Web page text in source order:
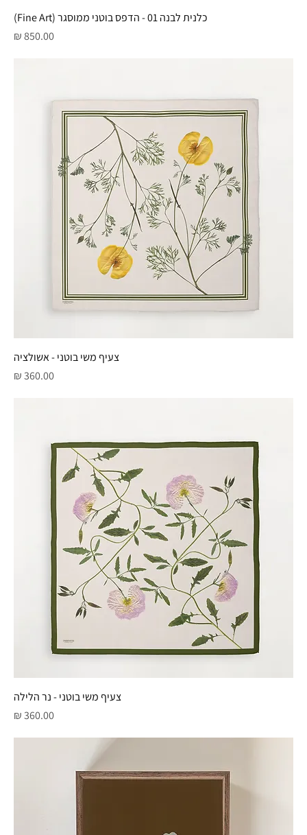
כלנית לבנה 01 - הדפס בוטני ממוסגר (Fine Art)
מחיר
צעיף משי בוטני - אשולציה
מחיר
צעיף משי בוטני - נר הלילה
מחיר